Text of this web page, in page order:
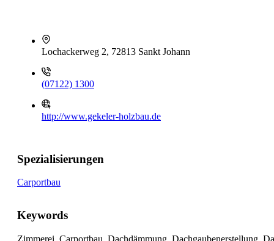
Lochackerweg 2, 72813 Sankt Johann
(07122) 1300
http://www.gekeler-holzbau.de
Spezialisierungen
Carportbau
Keywords
Zimmerei, Carportbau, Dachdämmung, Dachgaubenerstellung,